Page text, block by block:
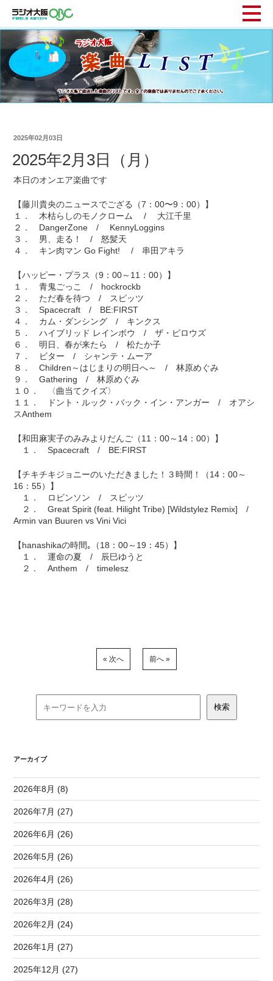
2025年02月03日
2025年2月3日（月）
本日のオンエア楽曲です
【藤川貴央のニュースでござる（7：00〜9：00）】
１． 木枯らしのモノクローム / 大江千里
２． DangerZone / KennyLoggins
３． 男、走る！ / 怒髪天
４． キン肉マン Go Fight! / 串田アキラ
【ハッピー・プラス（9：00～11：00）】
１． 青鬼ごっこ / hockrockb
２． ただ春を待つ / スピッツ
３． Spacecraft / BE:FIRST
４． カム・ダンシング / キンクス
５． ハイブリッド レインボウ / ザ・ピロウズ
６． 明日、春が来たら / 松たか子
７． ビター / シャンテ・ムーア
８． Children～はじまりの明日へ～ / 林原めぐみ
９． Gathering / 林原めぐみ
１０． 〈曲当てクイズ〉
１１． ドント・ルック・バック・イン・アンガー / オアシ
スAnthem
【和田麻実子のみみよりだんご（11：00～14：00）】
１． Spacecraft / BE:FIRST
【チキチキジョニーのいただきました！３時間！（14：00～
16：55）】
１． ロビンソン / スピッツ
２． Great Spirit (feat. Hilight Tribe) [Wildstylez Remix] /
Armin van Buuren vs Vini Vici
【hanashikaの時間｡（18：00～19：45）】
１． 運命の夏 / 辰巳ゆうと
２． Anthem / timelesz
« 次へ 前へ »
アーカイブ
2026年8月 (8)
2026年7月 (27)
2026年6月 (26)
2026年5月 (26)
2026年4月 (26)
2026年3月 (28)
2026年2月 (24)
2026年1月 (27)
2025年12月 (27)